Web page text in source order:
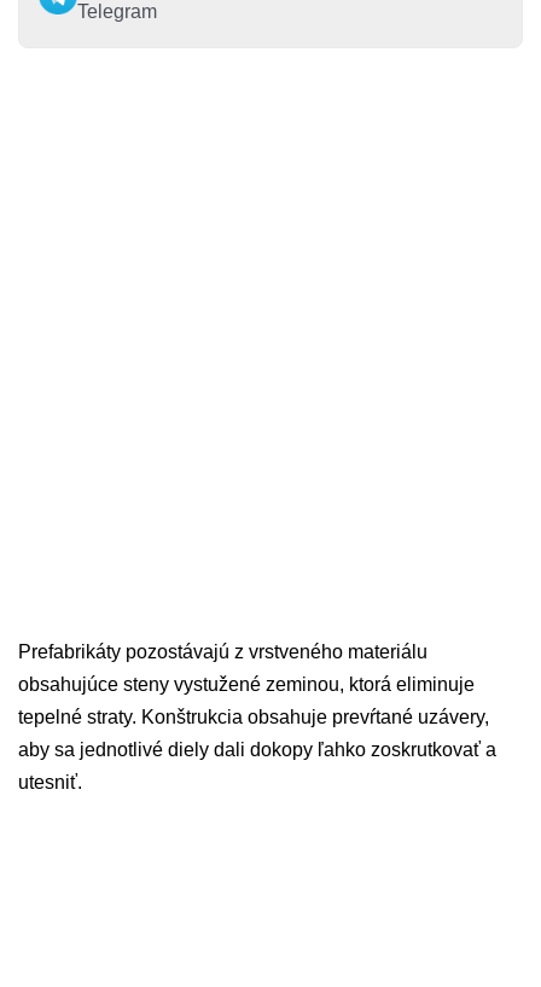
Telegram
Prefabrikáty pozostávajú z vrstveného materiálu
obsahujúce steny vystužené zeminou, ktorá eliminuje
tepelné straty. Konštrukcia obsahuje prevŕtané uzávery,
aby sa jednotlivé diely dali dokopy ľahko zoskrutkovať a
utesniť.